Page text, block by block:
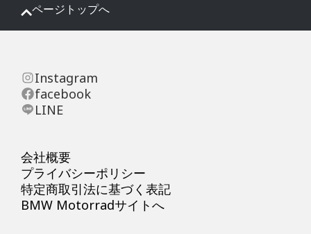
ページトップへ
会社概要
プライバシーポリシー
特定商取引法に基づく表記
BMW Motorradサイトへ
Instagram
facebook
LINE